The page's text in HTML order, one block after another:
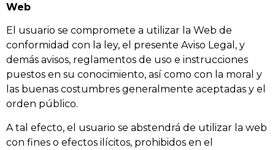
Web
El usuario se compromete a utilizar la Web de
conformidad con la ley, el presente Aviso Legal, y
demás avisos, reglamentos de uso e instrucciones
puestos en su conocimiento, así como con la moral y
las buenas costumbres generalmente aceptadas y el
orden público.
A tal efecto, el usuario se abstendrá de utilizar la web
con fines o efectos ilícitos, prohibidos en el